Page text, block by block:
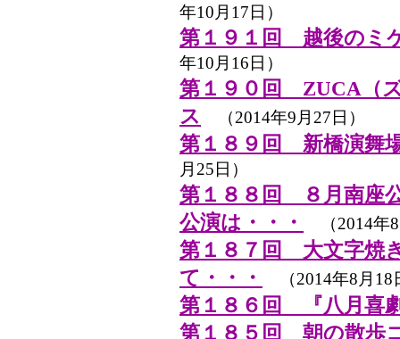
年10月17日）
第１９１回 越後のミ
年10月16日）
第１９０回 ZUCA（
ス
（2014年9月27日）
第１８９回 新橋演舞
月25日）
第１８８回 ８月南座
公演は・・・
（2014年
第１８７回 大文字焼
て・・・
（2014年8月18
第１８６回 『八月喜
第１８５回 朝の散歩